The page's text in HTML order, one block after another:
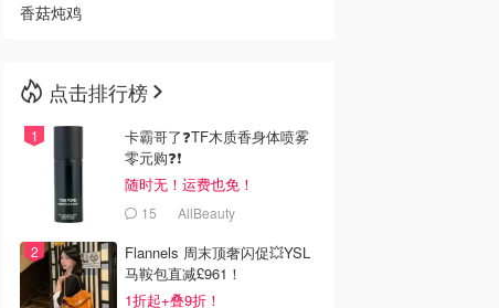
香菇炖鸡
点击排行榜
卡霸哥了❓TF木质香身体喷雾
零元购❓❗
随时无！运费也免！
15 AllBeauty
Flannels 周末顶奢闪促💥YSL
马鞍包直减£961！
1折起+叠9折！